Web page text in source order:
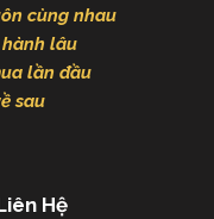
cùng nhau
lâu
lần đầu
sau
Hệ